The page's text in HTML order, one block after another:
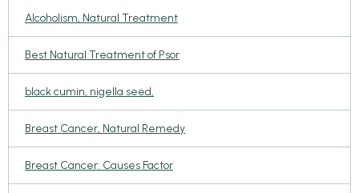
Alcoholism, Natural Treatment
Best Natural Treatment of Psor
black cumin, nigella seed,
Breast Cancer, Natural Remedy
Breast Cancer: Causes Factor